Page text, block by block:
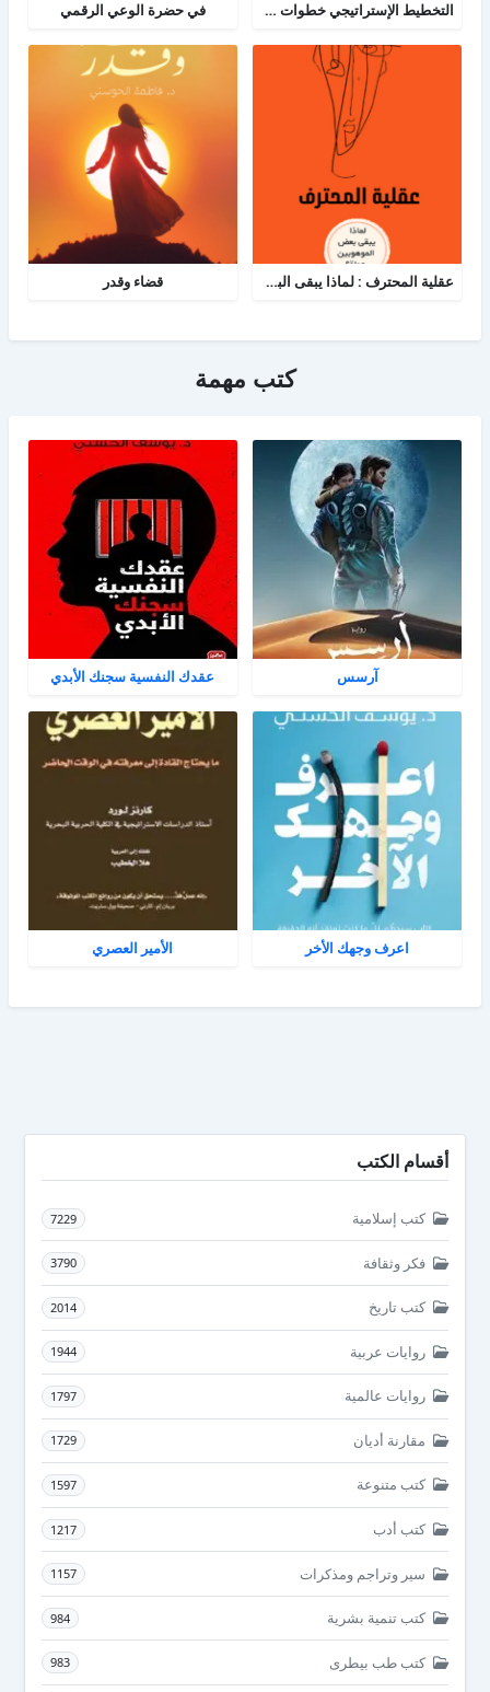
التخطيط الإستراتيجي خطوات ومعرفة: الدليل الإرشادي والبرنامج العملي للتخطيط في حضرة الوعي الرقمي
عقلية المحترف : لماذا يبقى البعض هواة رغم الموهبة؟ قضاء وقدر
كتب مهمة
آرسس عقدك النفسية سجنك الأبدي
اعرف وجهك الأخر الأمير العصري
أقسام الكتب
كتب إسلامية 7229
فكر وثقافة 3790
كتب تاريخ 2014
روايات عربية 1944
روايات عالمية 1797
مقارنة أديان 1729
كتب متنوعة 1597
كتب أدب 1217
سير وتراجم ومذكرات 1157
كتب تنمية بشرية 984
كتب طب بيطرى 983